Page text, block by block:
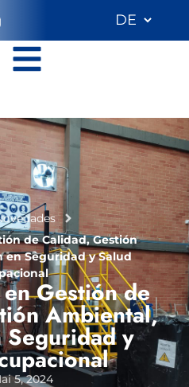
de Calidad, Gestión
en Seguridad y Salud
Gestión de
Ambiental,
Seguridad y
5, 2024